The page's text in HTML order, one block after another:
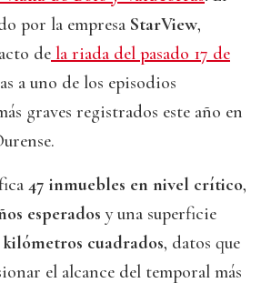
por la empresa StarView,
de la riada del pasado 17 de
a uno de los episodios
graves registrados este año en
47 inmuebles en nivel crítico,
esperados y una superficie
kilómetros cuadrados, datos que
el alcance del temporal más